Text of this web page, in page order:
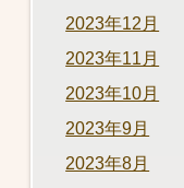
2023年12月
2023年11月
2023年10月
2023年9月
2023年8月